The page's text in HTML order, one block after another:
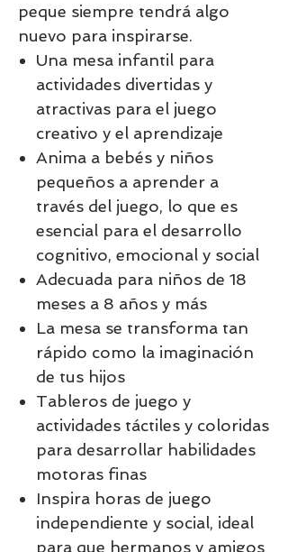
peque siempre tendrá algo
nuevo para inspirarse.​
Una mesa infantil para
actividades divertidas y
atractivas para el juego
creativo y el aprendizaje
Anima a bebés y niños
pequeños a aprender a
través del juego, lo que es
esencial para el desarrollo
cognitivo, emocional y social
Adecuada para niños de 18
meses a 8 años y más
La mesa se transforma tan
rápido como la imaginación
de tus hijos
Tableros de juego y
actividades táctiles y coloridas
para desarrollar habilidades
motoras finas
Inspira horas de juego
independiente y social, ideal
para que hermanos y amigos